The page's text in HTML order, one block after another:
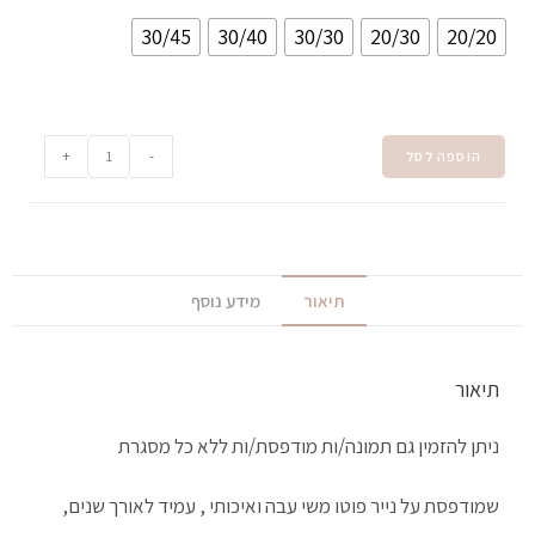
20/20
20/30
30/30
30/40
30/45
-
+ הוספה לסל
תיאור מידע נוסף
תיאור
ניתן להזמין גם תמונה/ות מודפסת/ות ללא כל מסגרת
שמודפסת על נייר פוטו משי עבה ואיכותי , עמיד לאורך שנים,